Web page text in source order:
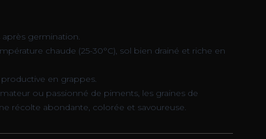
après germination.
chaude (25-30°C), sol bien drainé et riche en
en grappes.
ou passionné de piments, les graines de
récolte abondante, colorée et savoureuse.